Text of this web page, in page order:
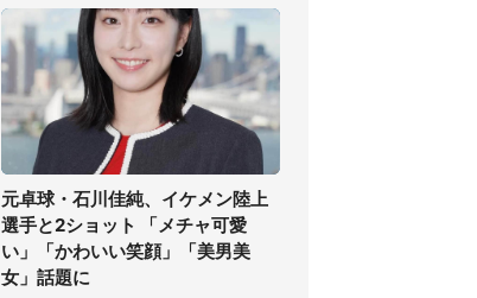
元卓球・石川佳純、イケメン陸上
選手と2ショット 「メチャ可愛
い」「かわいい笑顔」「美男美
女」話題に